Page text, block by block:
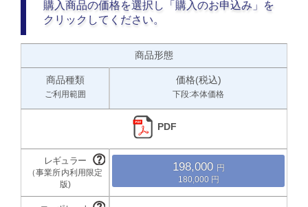
購入商品の価格を選択し「購入のお申込み」を
クリックしてください。
商品形態
商品種類
ご利用範囲
価格(税込)
下段:本体価格
PDF
198,000
180,000